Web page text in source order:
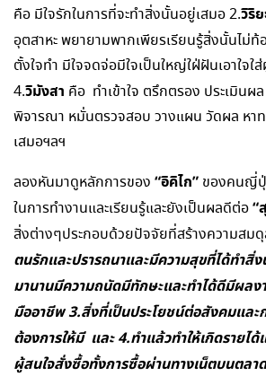
คือ มีใจรักในการที่จะทำสิ่งนั้นอยู่เสมอ 2.วิริย
อุตสาหะ พยายามพากเพียรเรียนรู้สิ่งนั้นไม่ท้
ตั้งใจทำ มีใจจดจ่อมีใจเป็นใหญ่ใฝ่ฝันเอาใจใ
4.วิมังสา คือ ทำเข้าใจ ตรึกตรอง ประเมินผ
พิจารณา หมั่นตรวจสอบ วางแผน วัดผล หา
เสมอฯลฯ
ลองหันมาดูหลักการของ “อิคิไก” ของคนญี่ปุ่
ในการทำงานและเรียนรู้และยังเป็นผลดีต่อ“
สิ่งต่างๆประกอบด้วยปัจจัยที่สร้างความสมดุ
ตนรักและปรารถนาและมีความสุขที่ได้ทำสิ่
มานานมีความถนัดมีทักษะและทำได้ดีมีผลง
มืออาชีพ 3.สิ่งที่เป็นประโยชน์ต่อสังคมและ
ต้องการให้มี และ 4.ทำแล้วทำให้เกิดรายไ
ผู้สนใจสั่งซื้อทั้งการซื้อผ่านทางเน็ตบนตลา